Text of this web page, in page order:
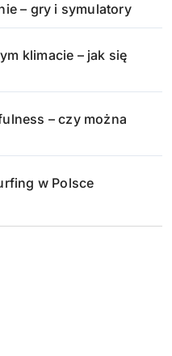
– gry i symulatory
klimacie – jak się
– czy można
w Polsce